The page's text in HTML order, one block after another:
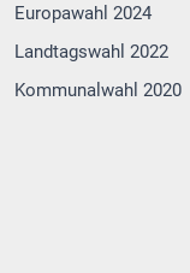
Europawahl 2024
Landtagswahl 2022
Kommunalwahl 2020